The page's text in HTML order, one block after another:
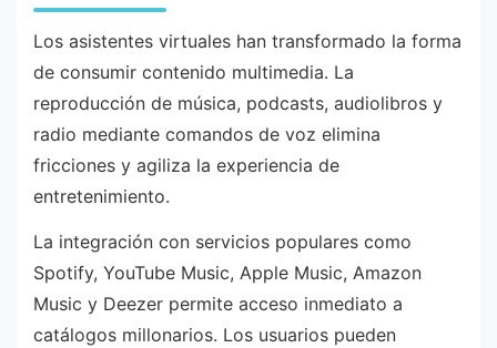
Los asistentes virtuales han transformado la forma
de consumir contenido multimedia. La
reproducción de música, podcasts, audiolibros y
radio mediante comandos de voz elimina
fricciones y agiliza la experiencia de
entretenimiento.
La integración con servicios populares como
Spotify, YouTube Music, Apple Music, Amazon
Music y Deezer permite acceso inmediato a
catálogos millonarios. Los usuarios pueden